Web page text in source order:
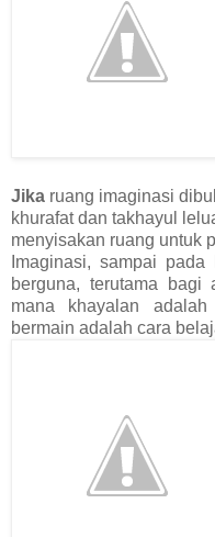
Jika ruang imaginasi
khurafat dan takhayul
menyisakan ruang untuk
Imaginasi, sampai
berguna, terutama
mana khayalan
bermain adalah cara